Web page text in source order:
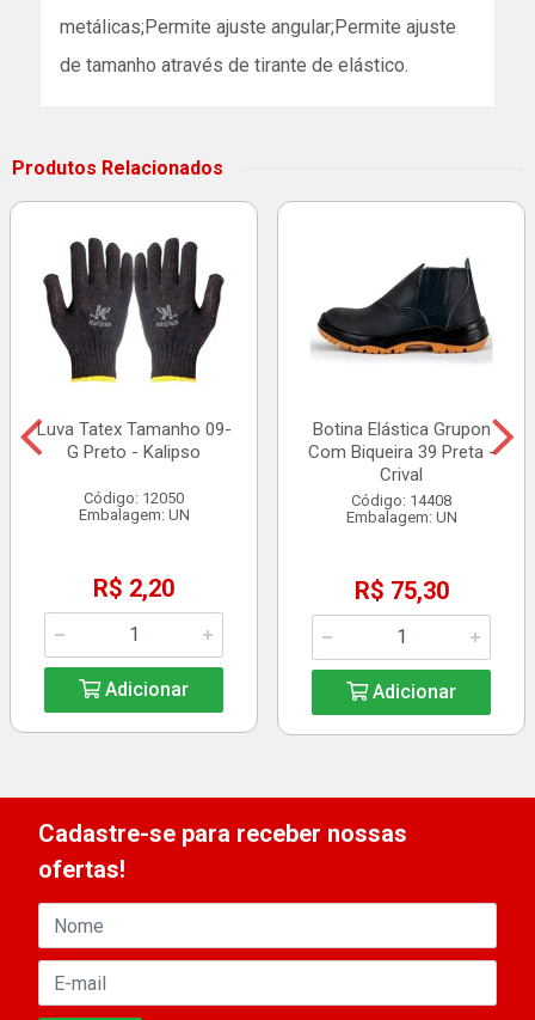
metálicas;Permite ajuste angular;Permite ajuste
de tamanho através de tirante de elástico.
Produtos Relacionados
Luva Tatex Tamanho 09-
G Preto - Kalipso
Código: 12050
Embalagem: UN
R$ 2,20
Adicionar
Botina Elástica Grupon
Com Biqueira 39 Preta -
Crival
Código: 14408
Embalagem: UN
R$ 75,30
Adicionar
Cadastre-se para receber nossas
ofertas!